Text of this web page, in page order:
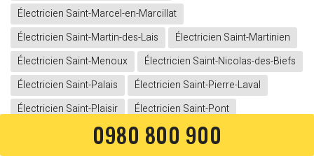
Électricien Saint-Marcel-en-Marcillat
Électricien Saint-Martin-des-Lais
Électricien Saint-Martinien
Électricien Saint-Menoux
Électricien Saint-Nicolas-des-Biefs
Électricien Saint-Palais
Électricien Saint-Pierre-Laval
Électricien Saint-Plaisir
Électricien Saint-Pont
Électricien Saint-Pourçain-sur-Besbre
0980 800 900